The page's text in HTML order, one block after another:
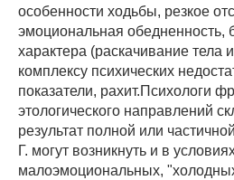
особенности ходьбы, резкое
эмоциональная
характера (раскачивание тела
комплексу психических
показатели, рахит.Психологи
этологического направлений
результат полной или
Г. могут возникнуть и в
малоэмоциональных,